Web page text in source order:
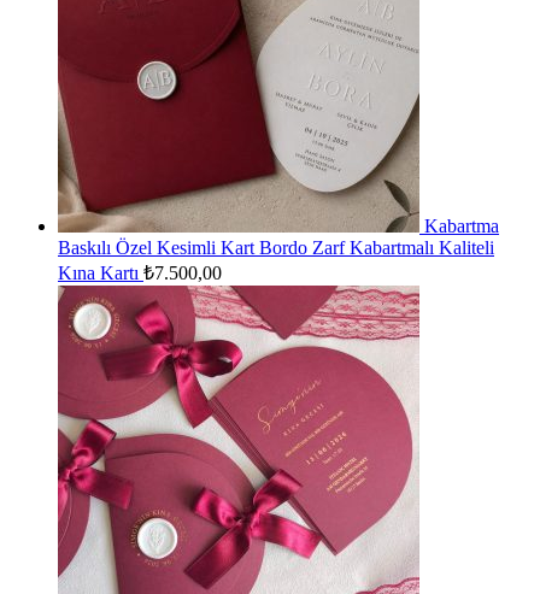
Kabartma
Baskılı Özel Kesimli Kart Bordo Zarf Kabartmalı Kaliteli
Kına Kartı ₺7.500,00